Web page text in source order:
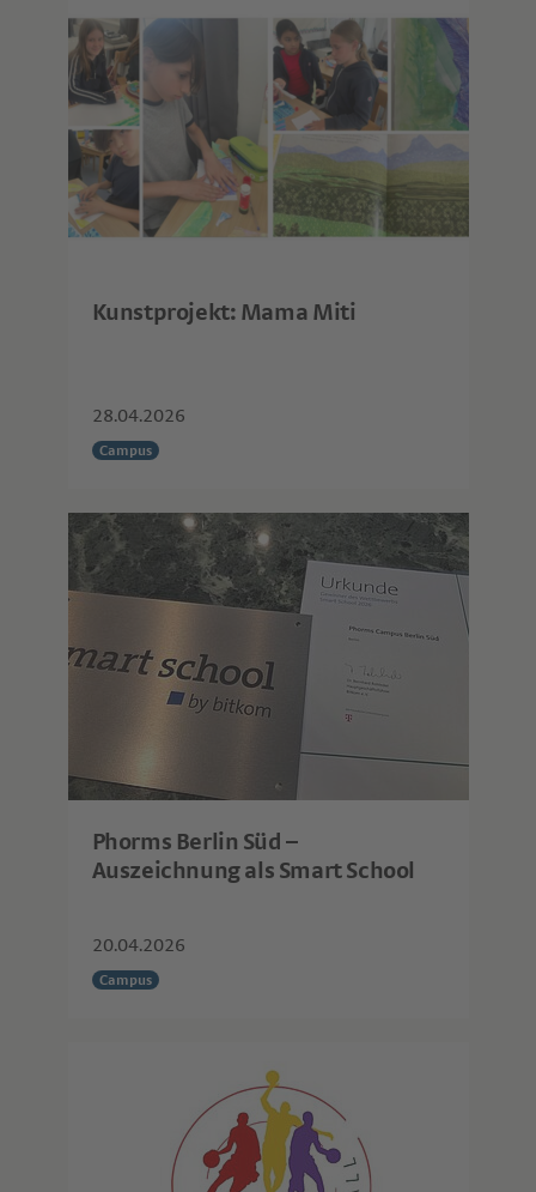
Kunstprojekt: Mama Miti
28.04.2026
Campus
Phorms Berlin Süd –
Auszeichnung als Smart School
20.04.2026
Campus